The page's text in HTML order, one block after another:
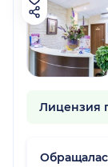
Лицензия